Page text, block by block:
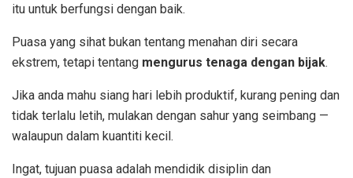
itu untuk berfungsi dengan baik.
Puasa yang sihat bukan tentang menahan diri secara
ekstrem, tetapi tentang mengurus tenaga dengan bijak.
Jika anda mahu siang hari lebih produktif, kurang pening dan
tidak terlalu letih, mulakan dengan sahur yang seimbang —
walaupun dalam kuantiti kecil.
Ingat, tujuan puasa adalah mendidik disiplin dan